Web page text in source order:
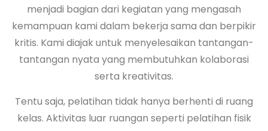
menjadi bagian dari kegiatan yang mengasah
kemampuan kami dalam bekerja sama dan berpikir
kritis. Kami diajak untuk menyelesaikan tantangan-
tantangan nyata yang membutuhkan kolaborasi
serta kreativitas.
Tentu saja, pelatihan tidak hanya berhenti di ruang
kelas. Aktivitas luar ruangan seperti pelatihan fisik